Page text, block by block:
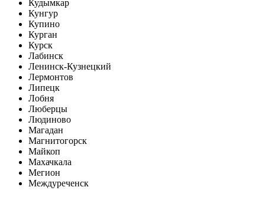
Кудымкар
Кунгур
Купино
Курган
Курск
Лабинск
Ленинск-Кузнецкий
Лермонтов
Липецк
Лобня
Люберцы
Людиново
Магадан
Магнитогорск
Майкоп
Махачкала
Мегион
Междуреченск